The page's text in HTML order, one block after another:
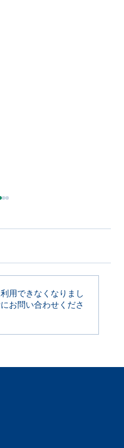
年6月29日
用できなくなりまし
お問い合わせくださ